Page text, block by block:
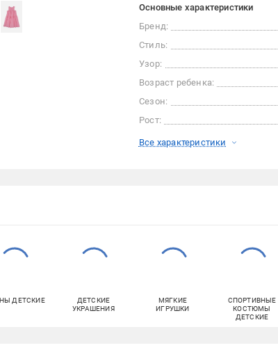
Основные характеристики
Бренд:
Стиль:
Узор:
Возраст ребенка:
Сезон:
Рост:
Все характеристики
ДЕТСКИЕ
ДЕТСКИЕ
УКРАШЕНИЯ
МЯГКИЕ
ИГРУШКИ
СПОРТИВНЫЕ
КОСТЮМЫ
ДЕТСКИЕ